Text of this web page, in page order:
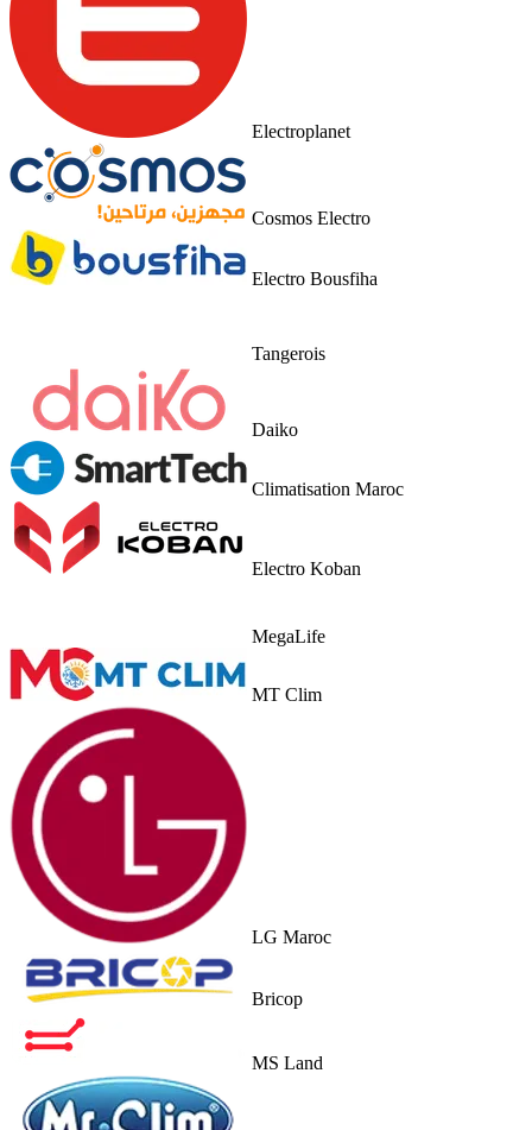
Electroplanet
Cosmos Electro
Electro Bousfiha
Tangerois
Daiko
Climatisation Maroc
Electro Koban
MegaLife
MT Clim
LG Maroc
Bricop
MS Land